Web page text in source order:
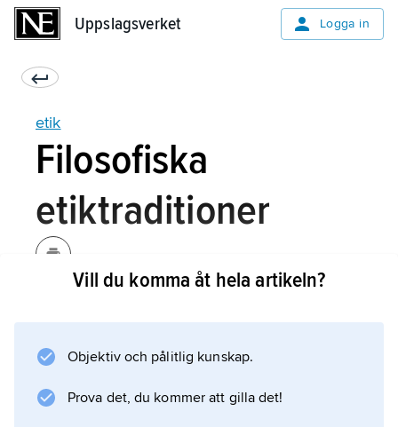
Uppslagsverket Logga in
etik
Filosofiska
etiktraditioner
intressera sig för den handlande personen
och fråga vilka karaktärsdrag som är goda och
bör odlas; 2) man kan intressera sig för själva
Vill du komma åt hela artikeln?
Objektiv och pålitlig kunskap.
Prova det, du kommer att gilla det!